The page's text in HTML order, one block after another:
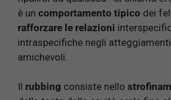
è un comportamento tipico dei
rafforzare le relazioni
intraspecifiche negli
amichevoli.
Il rubbing consiste nello